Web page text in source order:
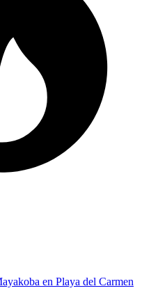
en Playa del Carmen